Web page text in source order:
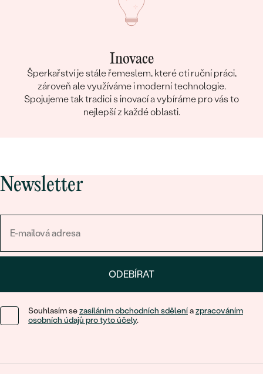
Inovace
Šperkařství je stále řemeslem, které ctí ruční práci,
zároveň ale využíváme i moderní technologie.
Spojujeme tak tradici s inovací a vybíráme pro vás to
nejlepší z každé oblasti.
Newsletter
ODEBÍRAT
Souhlasím sezasíláním obchodních sděleníazpracováním
osobních údajů pro tyto účely.